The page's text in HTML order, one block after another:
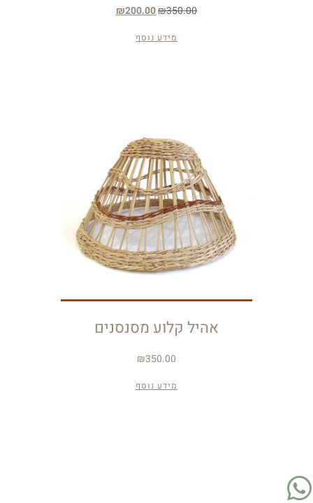
₪350.00
₪200.00
מידע נוסף
אהיל קלוע מסנסנים
₪350.00
מידע נוסף